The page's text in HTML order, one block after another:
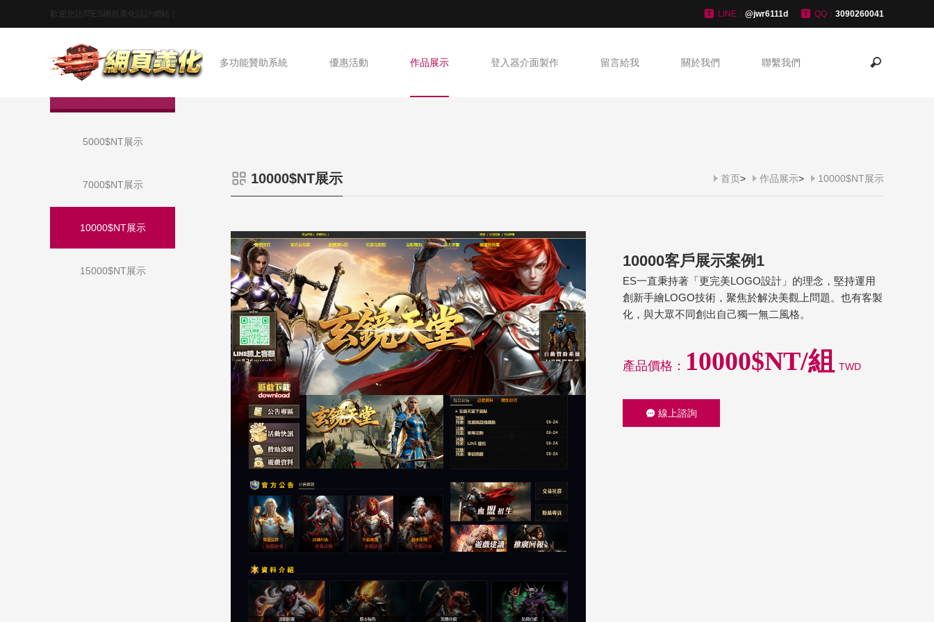
歡迎您訪問ES網頁美化設計網站！ LINE： @jwr6111d QQ： 3090260041
首頁 多功能贊助系統 優惠活動 作品展示 登入器介面製作 留言給我 關於我們 聯繫我們
5000$NT展示
7000$NT展示
10000$NT展示
15000$NT展示
10000$NT展示 首页> 作品展示> 10000$NT展示
10000客戶展示案例1
ES一直秉持著「更完美LOGO設計」的理念，堅持運用
創新手繪LOGO技術，聚焦於解決美觀上問題。也有客製
化，與大眾不同創出自己獨一無二風格。
產品價格： 10000$NT/組 TWD
線上諮詢